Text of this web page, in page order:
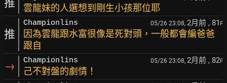
推 雲龍妹的人選想到剛生小孩那位耶
推
Championlins 05/26 23:08, 2月前 , 81 F
因為雲龍跟水富很像是死對頭，一般都會編爸爸
跟自
→ Championlins 05/26 23:08, 2月前 , 82F
己不對盤的劇情！